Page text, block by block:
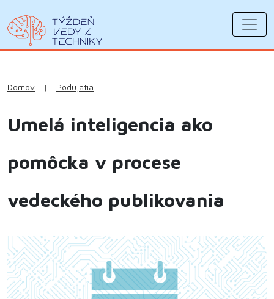
Domov | Podujatia
Umelá inteligencia ako
pomôcka v procese
vedeckého publikovania